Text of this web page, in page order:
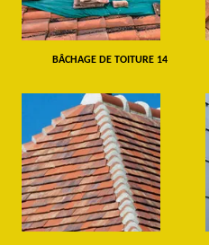
BÂCHAGE DE TOITURE 14